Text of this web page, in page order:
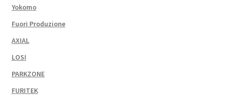
Yokomo
Fuori Produzione
AXIAL
LOSI
PARKZONE
FURITEK